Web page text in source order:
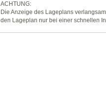
ACHTUNG:
Die Anzeige des Lageplans
den Lageplan nur bei einer schnellen